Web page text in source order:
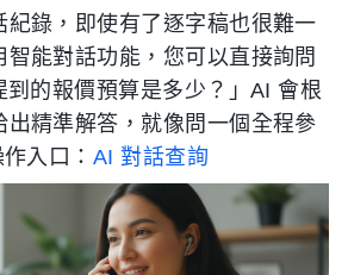
紀錄，即使有了逐字稿也很難一
能對話功能，您可以直接詢問
的報價預算是多少？」AI 會根
出精準解答，就像問一個全程參
入口： AI 對話查詢